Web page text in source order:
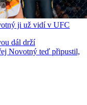
ji už vidí v UFC
dál drží
Novotný teď připustil,